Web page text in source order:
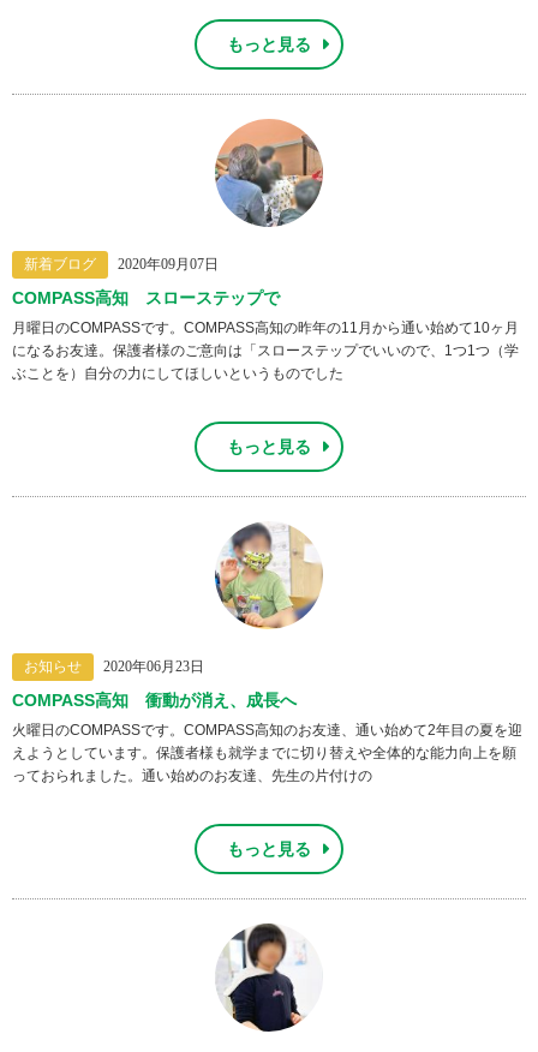
もっと見る
新着ブログ 2020年09月07日
COMPASS高知 スローステップで
月曜日のCOMPASSです。COMPASS高知の昨年の11月から通い始めて10ヶ月
になるお友達。保護者様のご意向は「スローステップでいいので、1つ1つ（学
ぶことを）自分の力にしてほしいというものでした
もっと見る
お知らせ 2020年06月23日
COMPASS高知 衝動が消え、成長へ
火曜日のCOMPASSです。COMPASS高知のお友達、通い始めて2年目の夏を迎
えようとしています。保護者様も就学までに切り替えや全体的な能力向上を願
っておられました。通い始めのお友達、先生の片付けの
もっと見る